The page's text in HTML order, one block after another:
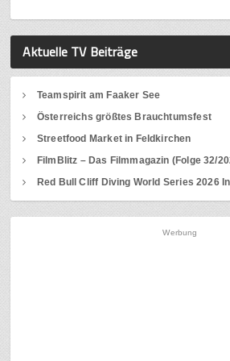
Aktuelle TV Beiträge
Teamspirit am Faaker See
Österreichs größtes Brauchtumsfest
Streetfood Market in Feldkirchen
FilmBlitz – Das Filmmagazin (Folge 32/
Red Bull Cliff Diving World Series 2026
Werbung